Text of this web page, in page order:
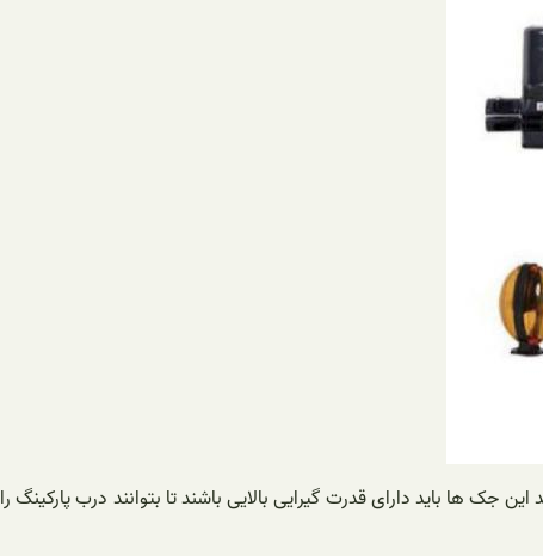
ها باید دارای قدرت گیرایی بالایی باشند تا بتوانند درب پارکینگ را